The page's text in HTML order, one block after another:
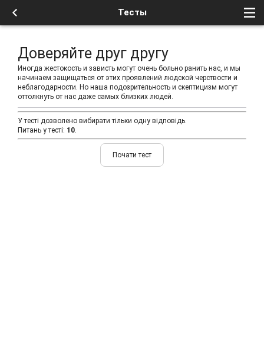
Тесты
Доверяйте друг другу
Иногда жестокость и зависть могут очень больно ранить нас, и мы
начинаем защищаться от этих проявлений людской черствости и
неблагодарности. Но наша подозрительность и скептицизм могут
оттолкнуть от нас даже самых близких людей.
У тесті дозволено вибирати тільки одну відповідь.
Питань у тесті: 10.